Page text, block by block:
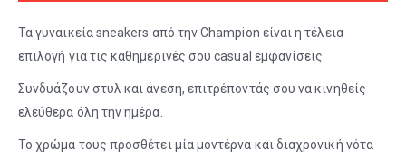
Τα γυναικεία sneakers από την Champion είναι η τέλεια
επιλογή για τις καθημερινές σου casual εμφανίσεις.
Συνδυάζουν στυλ και άνεση, επιτρέποντάς σου να κινηθείς
ελεύθερα όλη την ημέρα.
Το χρώμα τους προσθέτει μία μοντέρνα και διαχρονική νότα